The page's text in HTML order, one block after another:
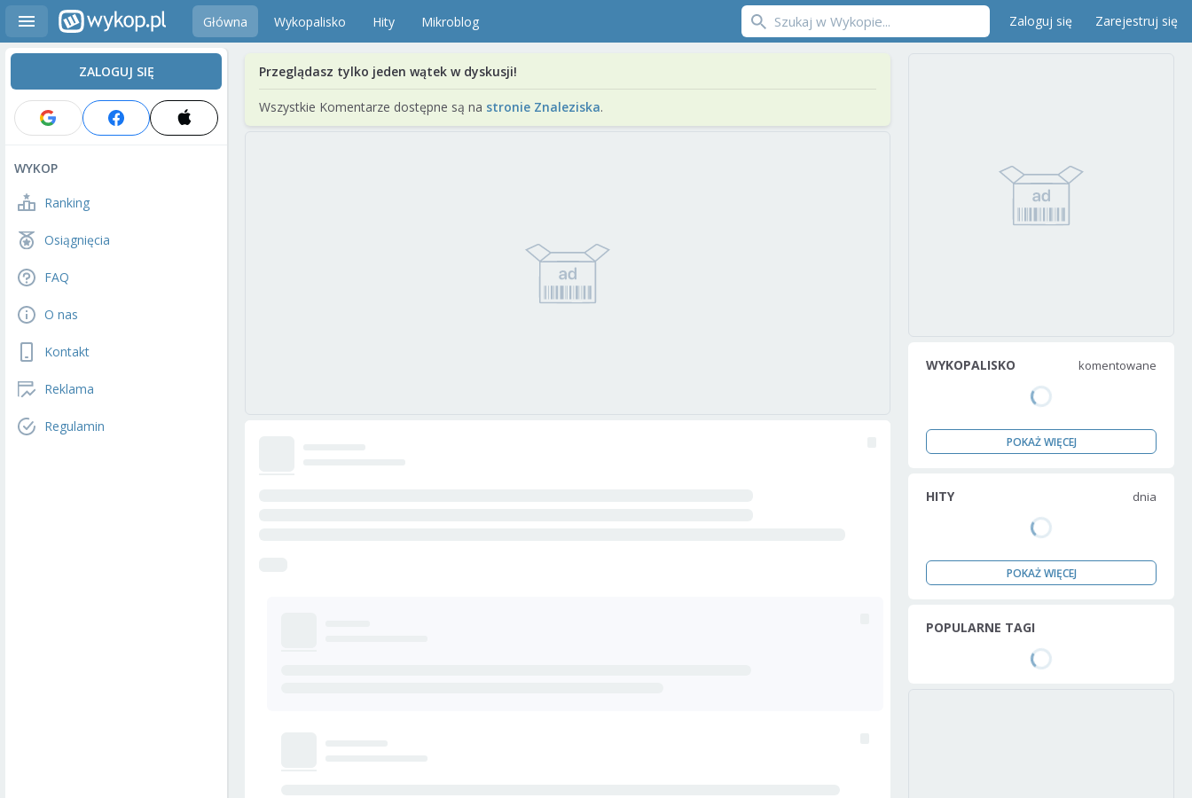
Główna Wykopalisko Hity Mikroblog Zaloguj się Zarejestruj się
ZALOGUJ SIĘ
WYKOP
Ranking
Osiągnięcia
FAQ
O nas
Kontakt
Reklama
Regulamin
Przeglądasz tylko jeden wątek w dyskusji!
Wszystkie Komentarze dostępne są na stronie Znaleziska.
WYKOPALISKO komentowane
POKAŻ WIĘCEJ
HITY dnia
POKAŻ WIĘCEJ
POPULARNE TAGI